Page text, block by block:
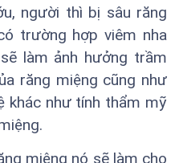
người thì bị sâu răng
trường hợp viêm nha
làm ảnh hưởng trầm
răng miệng cũng như
khác như tính thẩm mỹ
miệng nó sẽ làm cho